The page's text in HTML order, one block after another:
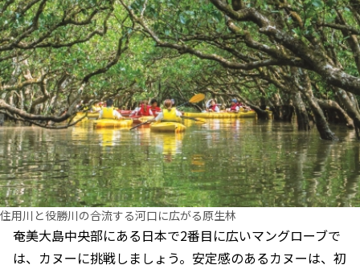
住用川と役勝川の合流する河口に広がる原生林
奄美大島中央部にある日本で2番目に広いマングローブで
は、カヌーに挑戦しましょう。安定感のあるカヌーは、初